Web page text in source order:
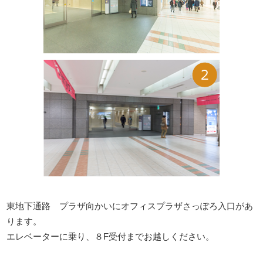
東地下通路 プラザ向かいにオフィスプラザさっぽろ入口があ
ります。
エレベーターに乗り、８F受付までお越しください。